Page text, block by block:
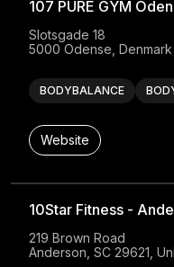
107 PURE GYM
BODYBALANCE
Slotsgade 18
5000 Odense, Denmark
Website
10Star Fitness -
219 Brown Road
Anderson, SC 29621,